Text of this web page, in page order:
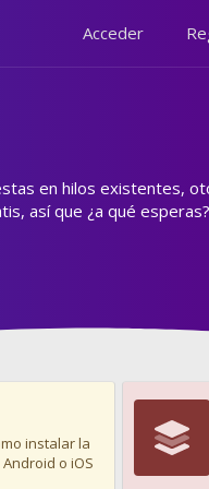
Acceder
en hilos existentes,
así que ¿a qué esperas?
instalar la
o iOS